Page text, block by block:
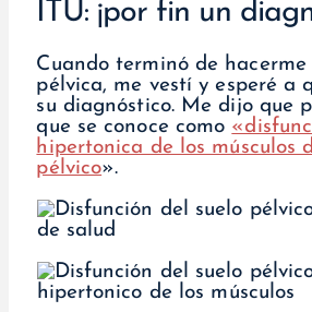
ITU: ¡por fin un
Cuando terminó de
pélvica, me vestí y esperé a
su diagnóstico. Me dijo que
que se conoce como
hipertonica de los músculos
pélvico».